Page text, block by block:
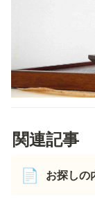
関連記事
📄 お探しの